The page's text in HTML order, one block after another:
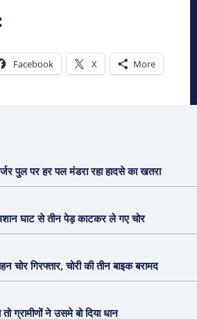
Facebook X More
पुल पर हर पल मंडरा रहा हादसे का खतरा
घाट से तीन पेड़ काटकर ले गए चोर
चोर गिरफ्तार, चोरी की तीन बाइक बरामद
ग्रामीणों ने उसमे बो दिया धान